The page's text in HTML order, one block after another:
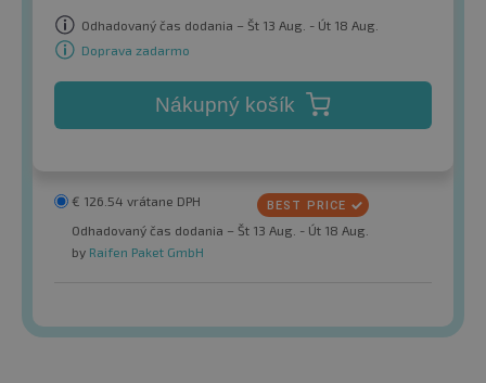
Odhadovaný čas dodania – Št 13 Aug. - Út 18 Aug.
Doprava zadarmo
Nákupný košík
€ 126.54 vrátane DPH
Odhadovaný čas dodania – Št 13 Aug. - Út 18 Aug.
by Raifen Paket GmbH